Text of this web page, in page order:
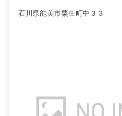
石川県能美市粟生町中３３